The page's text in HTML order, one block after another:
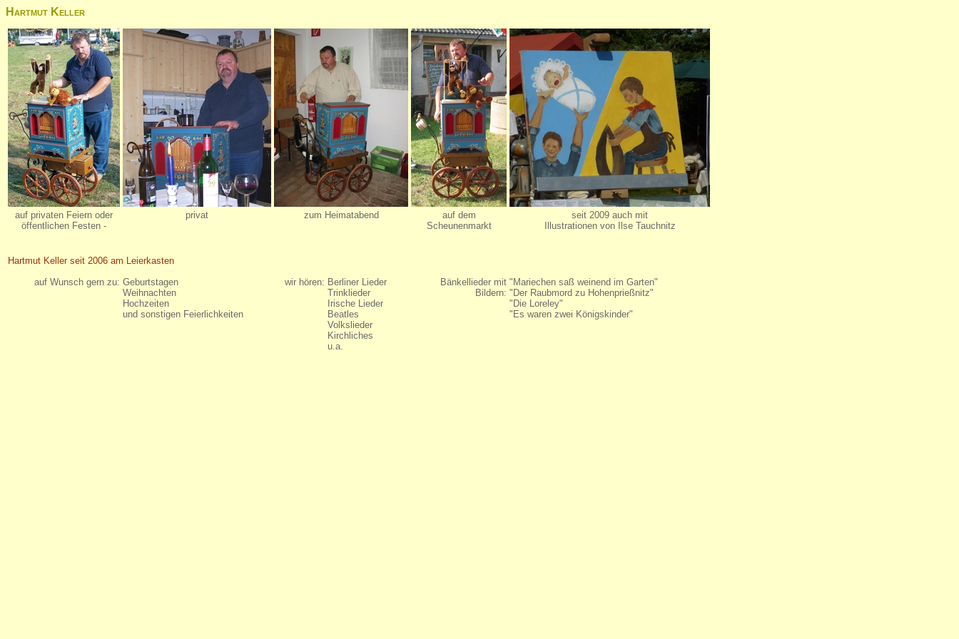
Hartmut Keller
auf privaten Feiern oder
öffentlichen Festen -
privat zum Heimatabend
auf dem
Scheunenmarkt
seit 2009 auch mit
Illustrationen von Ilse Tauchnitz
Hartmut Keller seit 2006 am Leierkasten
auf Wunsch gern zu: Geburtstagen
Weihnachten
Hochzeiten
und sonstigen Feierlichkeiten
wir hören: Berliner Lieder
Trinklieder
Irische Lieder
Beatles
Volkslieder
Kirchliches
u.a.
Bänkellieder mit
Bildern:
"Mariechen saß weinend im Garten"
"Der Raubmord zu Hohenprießnitz"
"Die Loreley"
"Es waren zwei Königskinder"